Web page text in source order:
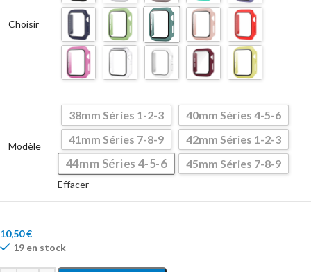
Choisir
Modèle
38mm Séries 1-2-3
40mm Séries 4-5-6
41mm Séries 7-8-9
42mm Séries 1-2-3
44mm Séries 4-5-6 45mm Séries 7-8-9
Effacer
10,50€
19 en stock